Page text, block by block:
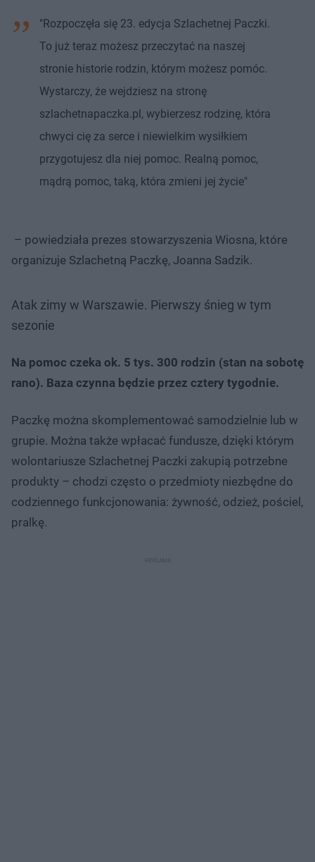
"Rozpoczęła się 23. edycja Szlachetnej Paczki.
To już teraz możesz przeczytać na naszej
stronie historie rodzin, którym możesz pomóc.
Wystarczy, że wejdziesz na stronę
szlachetnapaczka.pl, wybierzesz rodzinę, która
chwyci cię za serce i niewielkim wysiłkiem
przygotujesz dla niej pomoc. Realną pomoc,
mądrą pomoc, taką, która zmieni jej życie"
– powiedziała prezes stowarzyszenia Wiosna, które
organizuje Szlachetną Paczkę, Joanna Sadzik.
Atak zimy w Warszawie. Pierwszy śnieg w tym
sezonie
Na pomoc czeka ok. 5 tys. 300 rodzin (stan na sobotę
rano). Baza czynna będzie przez cztery tygodnie.
Paczkę można skomplementować samodzielnie lub w
grupie. Można także wpłacać fundusze, dzięki którym
wolontariusze Szlachetnej Paczki zakupią potrzebne
produkty – chodzi często o przedmioty niezbędne do
codziennego funkcjonowania: żywność, odzież, pościel,
pralkę.